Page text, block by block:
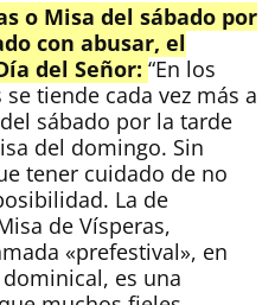
o Misa del sábado por
con abusar, el
del Señor: “En los
tiende cada vez más a
sábado por la tarde
del domingo. Sin
tener cuidado de no
La de
de Vísperas,
«prefestival», en
es una